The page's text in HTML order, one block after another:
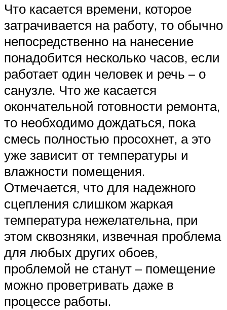
Что касается времени, которое
затрачивается на работу, то обычно
непосредственно на нанесение
понадобится несколько часов, если
работает один человек и речь – о
санузле. Что же касается
окончательной готовности ремонта,
то необходимо дождаться, пока
смесь полностью просохнет, а это
уже зависит от температуры и
влажности помещения.
Отмечается, что для надежного
сцепления слишком жаркая
температура нежелательна, при
этом сквозняки, извечная проблема
для любых других обоев,
проблемой не станут – помещение
можно проветривать даже в
процессе работы.